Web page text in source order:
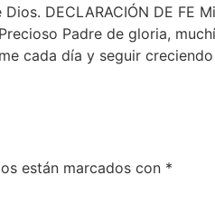
DECLARACIÓN DE FE
Padre de gloria,
cada día y seguir
están marcados con *